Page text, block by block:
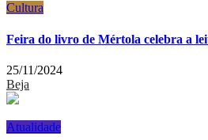
Cultura
Feira do livro de Mértola celebra a
25/11/2024
Beja
Atualidade